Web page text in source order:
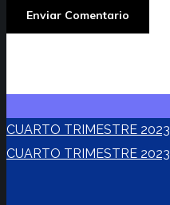
CUARTO TRIMESTRE 2023
CUARTO TRIMESTRE 2023